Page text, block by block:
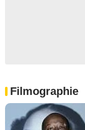
Filmographie